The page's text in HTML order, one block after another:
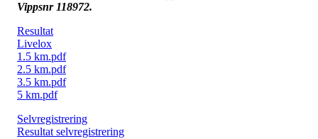
Vippsnr 118972.
Resultat
Livelox
1.5 km.pdf
2.5 km.pdf
3.5 km.pdf
5 km.pdf
Selvregistrering
Resultat selvregistrering